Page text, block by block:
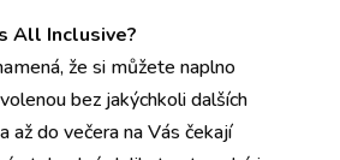
All Inclusive?
že si můžete naplno
bez jakýchkoli dalších
až do večera na Vás čekají